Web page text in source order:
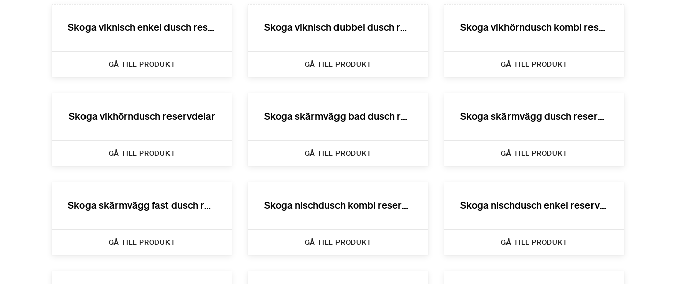
GÅ TILL PRODUKT GÅ TILL PRODUKT GÅ TILL PRODUKT
Skoga vikhörndusch reservdelar
GÅ TILL PRODUKT GÅ TILL PRODUKT GÅ TILL PRODUKT
GÅ TILL PRODUKT GÅ TILL PRODUKT GÅ TILL PRODUKT